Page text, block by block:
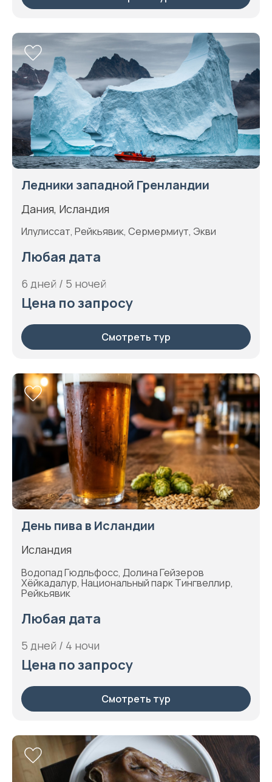
Ледники западной Гренландии
Дания, Исландия
Илулиссат, Рейкьявик, Сермермиут, Экви
Любая дата
6 дней / 5 ночей
Цена по запросу
Смотреть тур
День пива в Исландии
Исландия
Водопад Гюдльфосс, Долина Гейзеров
Хёйкадалур, Национальный парк Тингвеллир,
Рейкьявик
Любая дата
5 дней / 4 ночи
Цена по запросу
Смотреть тур